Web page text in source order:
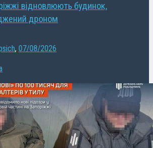
відновлюють будинок,
дроном
, 07/08/2026